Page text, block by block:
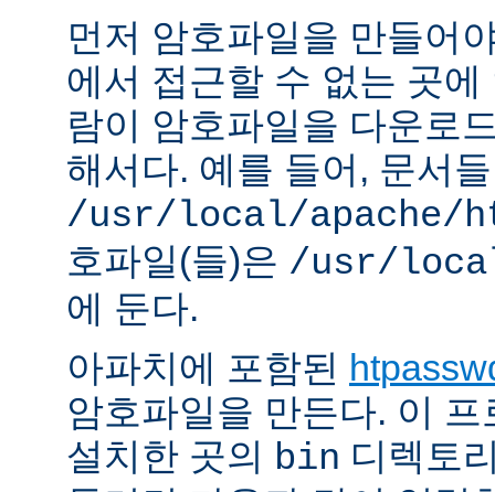
먼저 암호파일을 만들어
에서 접근할 수 없는 곳
람이 암호파일을 다운로
해서다. 예를 들어, 문서
/usr/local/apache/
호파일(들)은 /usr/
에 둔다.
아파치에 포함된
암호파일을 만든다. 이
설치한 곳의 bin 디렉토